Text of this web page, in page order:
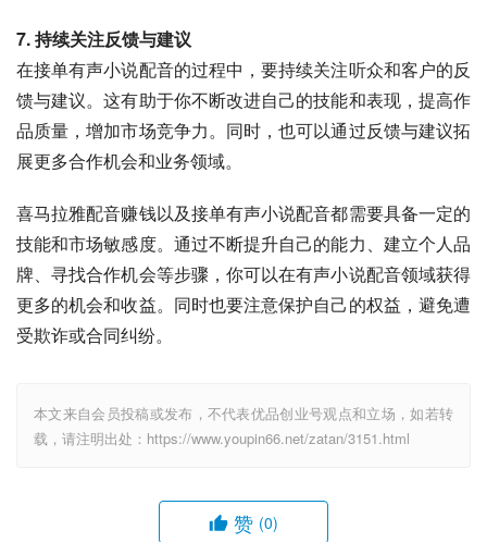
7. 持续关注反馈与建议
在接单有声小说配音的过程中，要持续关注听众和客户的反
馈与建议。这有助于你不断改进自己的技能和表现，提高作
品质量，增加市场竞争力。同时，也可以通过反馈与建议拓
展更多合作机会和业务领域。
喜马拉雅配音赚钱以及接单有声小说配音都需要具备一定的
技能和市场敏感度。通过不断提升自己的能力、建立个人品
牌、寻找合作机会等步骤，你可以在有声小说配音领域获得
更多的机会和收益。同时也要注意保护自己的权益，避免遭
受欺诈或合同纠纷。
本文来自会员投稿或发布，不代表优品创业号观点和立场，如若转
载，请注明出处：https://www.youpin66.net/zatan/3151.html
赞 (0)